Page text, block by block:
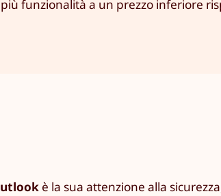
funzionalità a un prezzo inferiore
è la sua attenzione alla